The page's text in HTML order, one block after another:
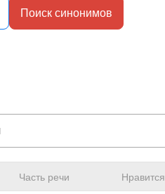
Поиск синонимов
Часть речи Нравится